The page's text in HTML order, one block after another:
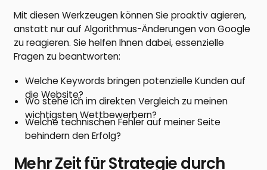
Mit diesen Werkzeugen können Sie proaktiv agieren,
anstatt nur auf Algorithmus-Änderungen von Google
zu reagieren. Sie helfen Ihnen dabei, essenzielle
Fragen zu beantworten:
Welche Keywords bringen potenzielle Kunden auf
die Website?
Wo stehe ich im direkten Vergleich zu meinen
wichtigsten Wettbewerbern?
Welche technischen Fehler auf meiner Seite
behindern den Erfolg?
Mehr Zeit für Strategie durch